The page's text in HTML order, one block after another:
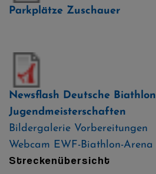
Parkplätze Zuschauer
Newsflash Deutsche Biathlon
Jugendmeisterschaften
Bildergalerie Vorbereitungen
Webcam EWF-Biathlon-Arena
Streckenübersicht